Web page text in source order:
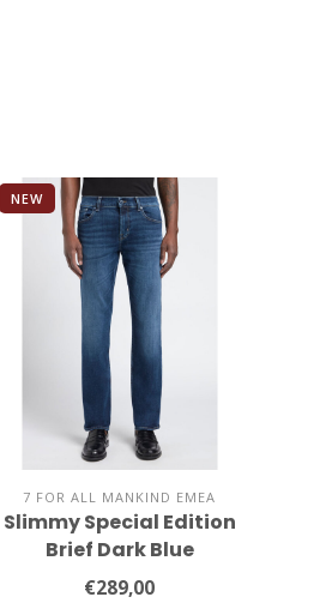
NEW
7 FOR ALL MANKIND EMEA
Slimmy Special Edition
Brief Dark Blue
€289,00